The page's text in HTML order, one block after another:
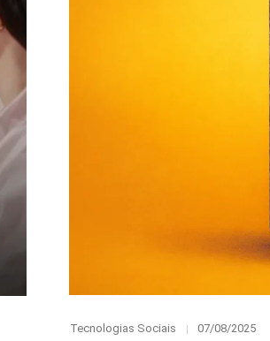
Category
Tecnologias Sociais
Posted
07/08/2025